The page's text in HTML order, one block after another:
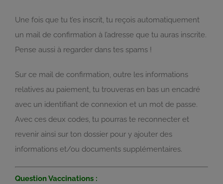
Une fois que tu t’es inscrit, tu reçois automatiquement
un mail de confirmation à l’adresse que tu auras inscrite.
Pense aussi à regarder dans tes spams !
Sur ce mail de confirmation, outre les informations
relatives au paiement, tu trouveras en bas un encadré
avec un identifiant de connexion et un mot de passe.
Avec ces deux codes, tu pourras te reconnecter et
revenir ainsi sur ton dossier pour y ajouter des
informations et/ou documents supplémentaires.
Question Vaccinations :